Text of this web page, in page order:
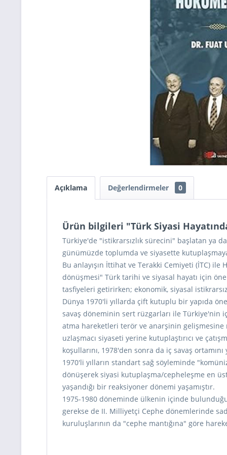
Açıklama Değerlendirmeler 0
Ürün bilgileri "Türk Siyasi
Türkiye'de "istikrarsızlık sürecini" başlatan ya
günümüzde toplumda ve siyasette
Bu anlayışın İttihat ve Terakki Cemiyeti (İTC)
dönüşmesi" Türk tarihi ve siyasal hayatı için
tasfiyeleri getirirken; ekonomik, siyasal
Dünya 1970'li yıllarda çift kutuplu bir yapıda
savaş döneminin sert rüzgarları ile Türkiye'nin
atma hareketleri terör ve anarşinin gelişmesine
uzlaşmacı siyaseti yerine kutuplaştırıcı ve
koşullarını, 1978'den sonra da iç savaş
1970'li yılların standart sağ söyleminde
dönüşerek siyasi kutuplaşma/cepheleşme en
yaşandığı bir reaksiyoner dönemi yaşamıştır.
1975-1980 döneminde ülkenin içinde
gerekse de II. Milliyetçi Cephe dönemlerinde
kuruluşlarının da "cephe mantığına" göre